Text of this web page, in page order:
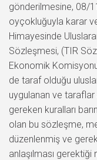
gönderilmesine, 08/
oyçokluğuyla karar
Himayesinde
Sözleşmesi, (TIR
Ekonomik
de taraf olduğu
uygulanan ve taraflar
gereken kuralları
olan bu sözleşme,
düzenlenmiş ve
anlaşılması gerektiği